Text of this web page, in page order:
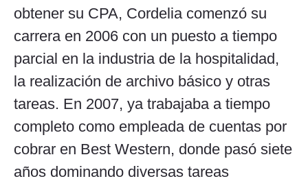
obtener su CPA, Cordelia comenzó su
carrera en 2006 con un puesto a tiempo
parcial en la industria de la hospitalidad,
la realización de archivo básico y otras
tareas. En 2007, ya trabajaba a tiempo
completo como empleada de cuentas por
cobrar en Best Western, donde pasó siete
años dominando diversas tareas